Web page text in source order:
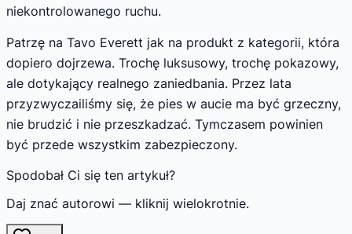
niekontrolowanego ruchu.
Patrzę na Tavo Everett jak na produkt z kategorii, która
dopiero dojrzewa. Trochę luksusowy, trochę pokazowy,
ale dotykający realnego zaniedbania. Przez lata
przyzwyczailiśmy się, że pies w aucie ma być grzeczny,
nie brudzić i nie przeszkadzać. Tymczasem powinien
być przede wszystkim zabezpieczony.
Spodobał Ci się ten artykuł?
Daj znać autorowi — kliknij wielokrotnie.